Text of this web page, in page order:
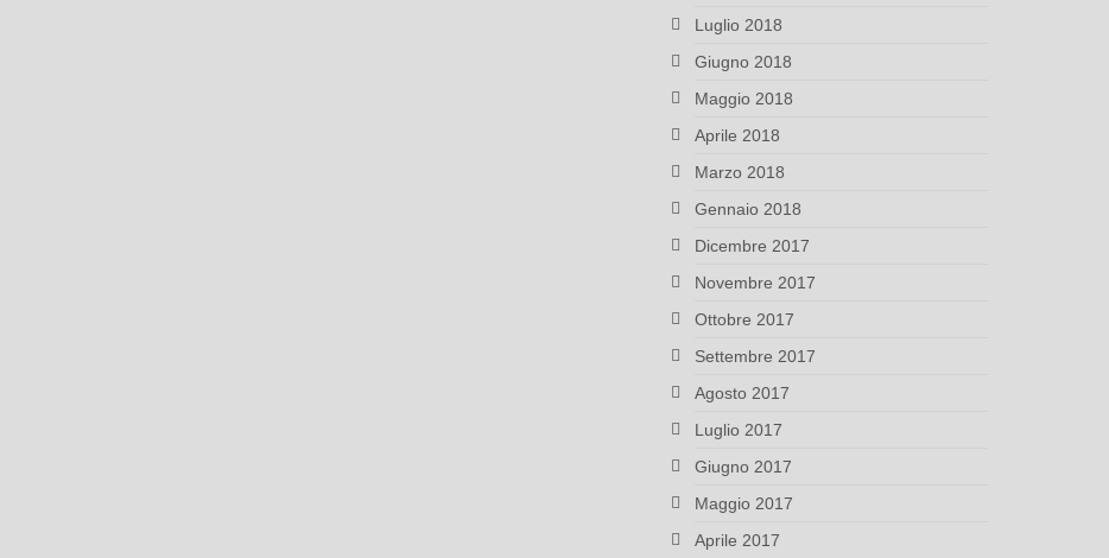
Luglio 2018
Giugno 2018
Maggio 2018
Aprile 2018
Marzo 2018
Gennaio 2018
Dicembre 2017
Novembre 2017
Ottobre 2017
Settembre 2017
Agosto 2017
Luglio 2017
Giugno 2017
Maggio 2017
Aprile 2017